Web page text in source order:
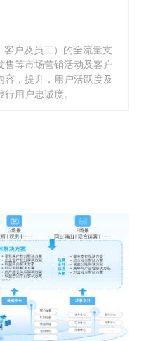
户及员工）的全流量支
售等市场营销活动及客户
，提升，用户活跃度及
用户忠诚度。